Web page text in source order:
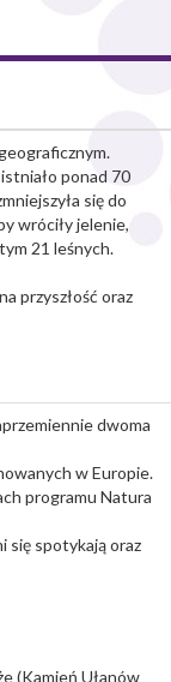
ponad 70
się do
wróciły jelenie,
21 leśnych.
przyszłość oraz
dwoma
w Europie.
programu Natura
się spotykają oraz
(Kamień Ułanów